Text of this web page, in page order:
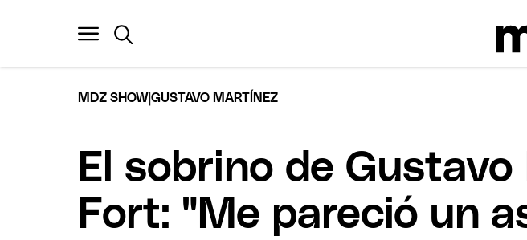
MDZ SHOW|GUSTAVO MARTÍNEZ
El sobrino de
Fort: "Me pareció un